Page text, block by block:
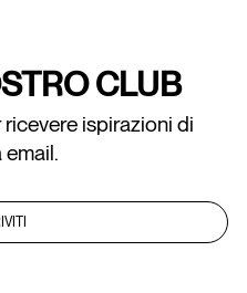
CLUB
ispirazioni di